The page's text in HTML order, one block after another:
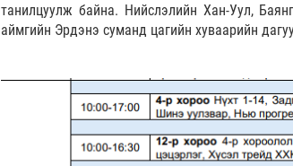
танилцуулж байна. Нийслэлийн Хан-Уул,
аймгийн Эрдэнэ суманд цагийн хуваарийн